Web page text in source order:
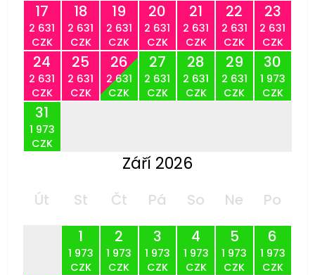
17
2 631
CZK
18
2 631
CZK
19
2 631
CZK
20
2 631
CZK
21
2 631
CZK
22
2 631
CZK
23
2 631
CZK
24
2 631
CZK
25
2 631
CZK
26
2 631
CZK
27
2 631
CZK
28
2 631
CZK
29
2 631
CZK
30
1 973
CZK
31
1 973
CZK
Září 2026
Út St Čt Pá So Ne
Po
1
1 973
CZK
2
1 973
CZK
3
1 973
CZK
4
1 973
CZK
5
1 973
CZK
6
1 973
CZK